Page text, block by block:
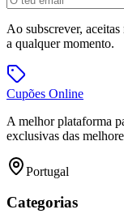
Ao subscrever,
a qualquer momento.
Cupões Online
A melhor plataforma
exclusivas das
Portugal
Categorias